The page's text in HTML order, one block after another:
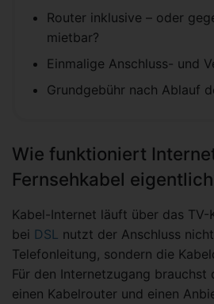
Router inklusive – oder
mietbar?
Einmalige Anschluss- und
Grundgebühr nach Ablauf
Wie funktioniert
Fernsehkabel
Kabel-Internet läuft über das TV-
bei DSL nutzt der Anschluss
Telefonleitung, sondern die
Für den Internetzugang brauchst
einen Kabelrouter und einen